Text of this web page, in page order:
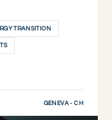
TRANSITION
GENEVA - CH